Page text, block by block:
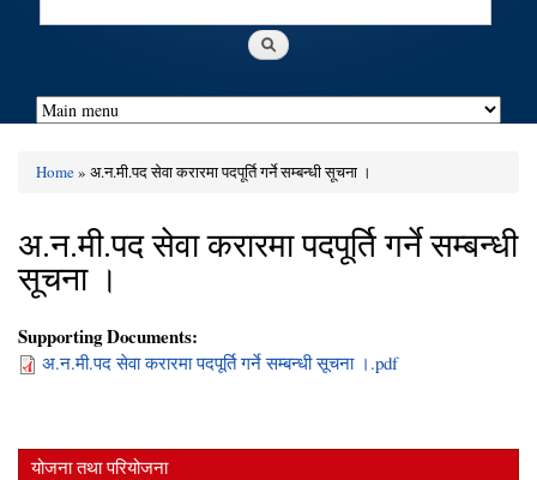
Home» अ.न.मी.पद सेवा करारमा पदपूर्ति गर्ने सम्बन्धी सूचना ।
अ.न.मी.पद सेवा करारमा पदपूर्ति गर्ने सम्बन्धी
सूचना ।
Supporting Documents:
अ.न.मी.पद सेवा करारमा पदपूर्ति गर्ने सम्बन्धी सूचना ।.pdf
योजना तथा परियोजना